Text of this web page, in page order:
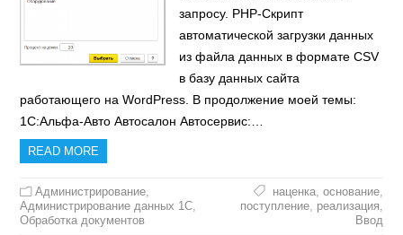
запросу. PHP-Скрипт
автоматической загрузки данных
из файла данных в формате CSV
в базу данных сайта
работающего на WordPress. В продолжение моей темы:
1С:Альфа-Авто Автосалон Автосервис:…
READ MORE
Администрирование,
Администрирование данных 1С,
Обработка документов
наценка, основание,
поступление, реализация,
Ввод